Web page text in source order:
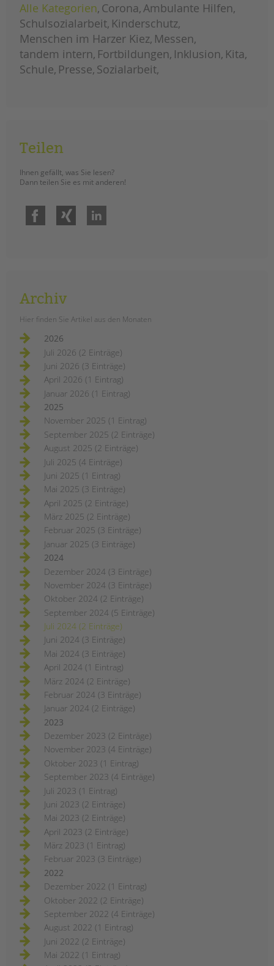
PRESSE
Magazin
KONTAKT
Impressum
wildgarten
in
kooperation
mit
outreach
Alle Kategorien Corona Ambulante Hilfen
Schulsozialarbeit Kinderschutz
Menschen im Harzer Kiez Messen
tandem intern Fortbildungen Inklusion Kita
Schule Presse Sozialarbeit
Teilen
Ihnen gefällt, was Sie lesen?
Dann teilen Sie es mit anderen!
Facebook
Archiv
Hier finden Sie Artikel aus den Monaten
2026
Juli 2026 (2 Einträge)
Juni 2026 (3 Einträge)
April 2026 (1 Eintrag)
Januar 2026 (1 Eintrag)
2025
November 2025 (1 Eintrag)
September 2025 (2 Einträge)
August 2025 (2 Einträge)
Juli 2025 (4 Einträge)
Juni 2025 (1 Eintrag)
Mai 2025 (3 Einträge)
April 2025 (2 Einträge)
März 2025 (2 Einträge)
Februar 2025 (3 Einträge)
Januar 2025 (3 Einträge)
2024
Dezember 2024 (3 Einträge)
November 2024 (3 Einträge)
Oktober 2024 (2 Einträge)
September 2024 (5 Einträge)
Juli 2024 (2 Einträge)
Juni 2024 (3 Einträge)
Mai 2024 (3 Einträge)
April 2024 (1 Eintrag)
März 2024 (2 Einträge)
Februar 2024 (3 Einträge)
Januar 2024 (2 Einträge)
2023
Dezember 2023 (2 Einträge)
November 2023 (4 Einträge)
Oktober 2023 (1 Eintrag)
September 2023 (4 Einträge)
Juli 2023 (1 Eintrag)
Juni 2023 (2 Einträge)
Mai 2023 (2 Einträge)
April 2023 (2 Einträge)
März 2023 (1 Eintrag)
Februar 2023 (3 Einträge)
2022
Dezember 2022 (1 Eintrag)
Oktober 2022 (2 Einträge)
September 2022 (4 Einträge)
August 2022 (1 Eintrag)
Juni 2022 (2 Einträge)
Mai 2022 (1 Eintrag)